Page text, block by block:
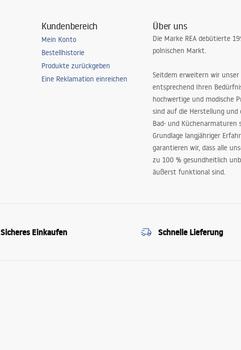
Kundenbereich
Mein Konto
Bestellhistorie
Produkte zurückgeben
Eine Reklamation einreichen
Über uns
Die Marke REA debütierte
polnischen Markt.
Seitdem erweitern wir unser
entsprechend Ihren
hochwertige und modische
sind auf die Herstellung
Bad- und Küchenarmaturen
Grundlage langjähriger
garantieren wir, dass alle
zu 100 % gesundheitlich
äußerst funktional sind.
Sicheres Einkaufen Schnelle Lieferung